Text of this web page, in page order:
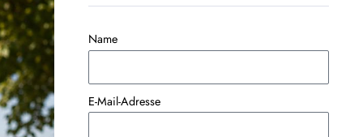
Name
E-Mail-Adresse